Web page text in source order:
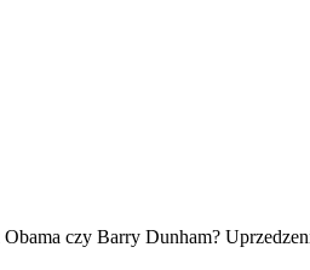
Obama czy Barry Dunham?